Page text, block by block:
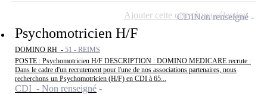
Psychomotricien H/F
DOMINO RH - 51 - REIMS
POSTE : Psychomotricien H/F DESCRIPTION : DOMINO MEDICARE recrute :
Dans le cadre d'un recrutement pour l'une de nos associations partenaires, nous
recherchons un Psychomotricien (H/F) en CDI à 65...
CDI - Non renseigné
CDINon renseigné
Ajouter cette offre à ma sélection